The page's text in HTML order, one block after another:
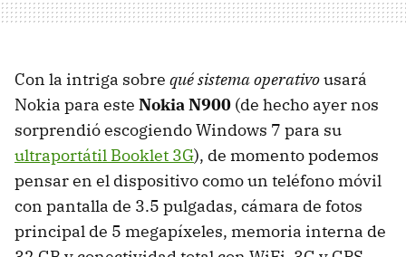
Con la intriga sobre qué sistema operativousará
Nokia para este Nokia N900 (de hecho ayer nos
sorprendió escogiendo Windows 7 para su
ultraportátil Booklet 3G), de momento podemos
pensar en el dispositivo como un teléfono móvil
con pantalla de 3.5 pulgadas, cámara de fotos
principal de 5 megapíxeles, memoria interna de